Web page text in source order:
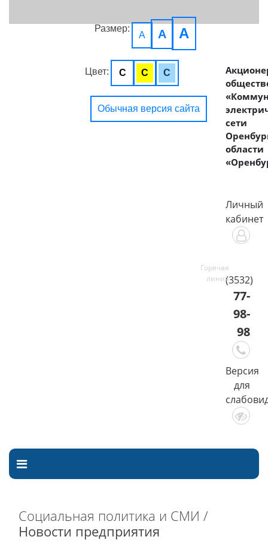
Размер:
A A A
Цвет: C C C
Обычная версия сайта
сети
области
Личный
кабинет
(3532)
77-
98-
98
Версия
для
Социальная политика и СМИ /
Новости предприятия